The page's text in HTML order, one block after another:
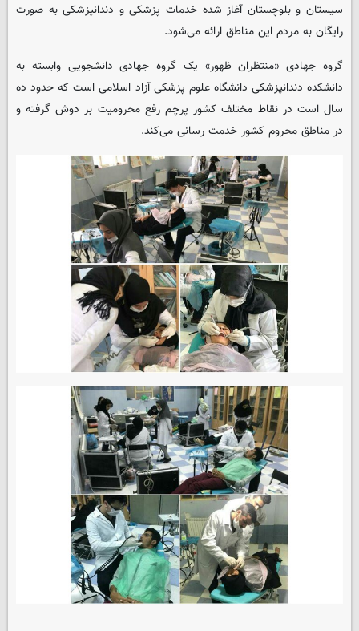
سیستان و بلوچستان آغاز شده خدمات پزشکی و دندانپزشکی به صورت
رایگان به مردم این مناطق ارائه می‌شود.
گروه جهادی «منتظران ظهور» یک گروه جهادی دانشجویی وابسته به
دانشکده دندانپزشکی دانشگاه علوم پزشکی آزاد اسلامی است که حدود ده
سال است در نقاط مختلف کشور پرچم رفع محرومیت بر دوش گرفته و
در مناطق محروم کشور خدمت رسانی می‌کند.